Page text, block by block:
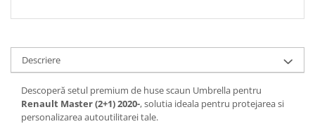
Descriere
Descoperă setul premium de huse scaun Umbrella pentru
Renault Master (2+1) 2020-, solutia ideala pentru protejarea si
personalizarea autoutilitarei tale.